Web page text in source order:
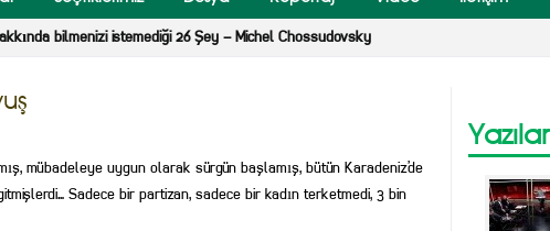
bilmenizi istemediği 26 Şey – Michel Chossudovsky
mübadeleye uygun olarak sürgün başlamış, bütün Karadeniz’de
Sadece bir partizan, sadece bir kadın terketmedi, 3 bin
Yazılar